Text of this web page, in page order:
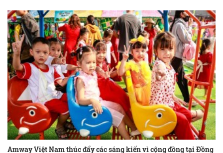
Amway Việt Nam thúc đẩy các sáng kiến vì cộng đồng tại Đồng